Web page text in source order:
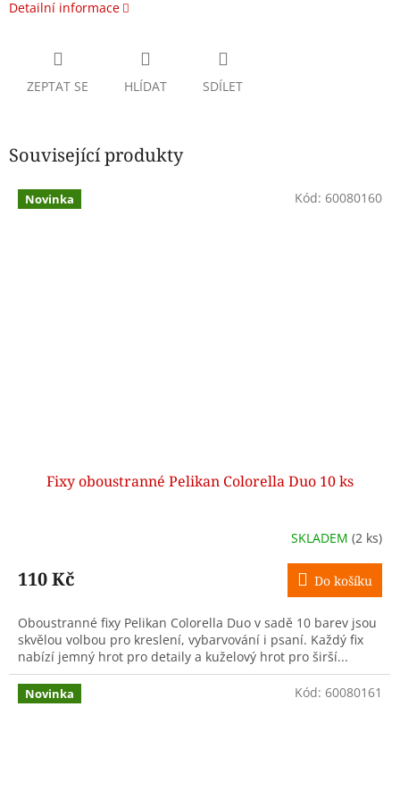
Detailní informace
ZEPTAT SE HLÍDAT SDÍLET
Související produkty
Novinka
Fixy oboustranné Pelikan Colorella Duo 10 ks
SKLADEM (2 ks)
110 Kč Do košíku
Oboustranné fixy Pelikan Colorella Duo v sadě 10 barev jsou
skvělou volbou pro kreslení, vybarvování i psaní. Každý fix
nabízí jemný hrot pro detaily a kuželový hrot pro širší...
Kód: 60080160
Novinka Kód: 60080161